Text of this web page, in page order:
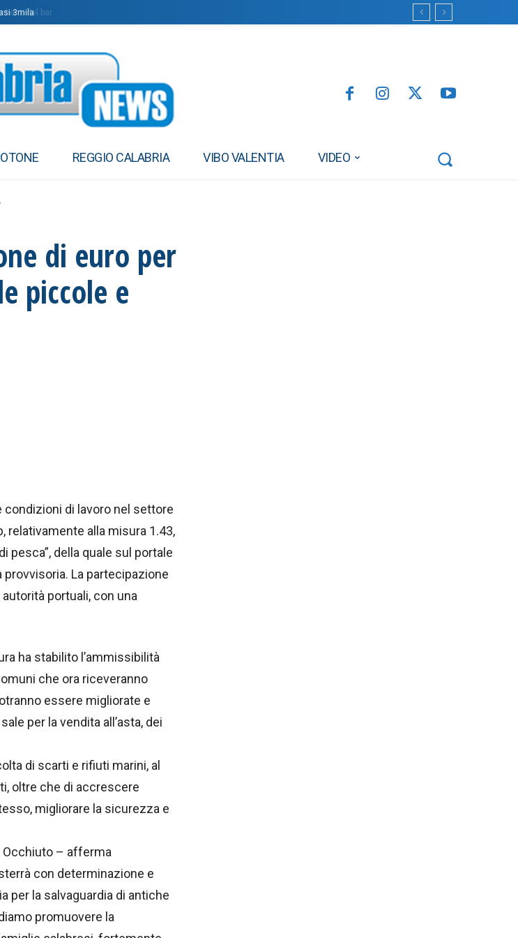
del bar
3mila
REGGIO CALABRIA VIBO VALENTIA VIDEO
di euro per
piccole e
condizioni di lavoro nel settore
relativamente alla misura 1.43,
pesca”, della quale sul portale
La partecipazione
portuali, con una
ha stabilito l’ammissibilità
che ora riceveranno
essere migliorate e
per la vendita all’asta, dei
di scarti e rifiuti marini, al
oltre che di accrescere
migliorare la sicurezza e
– afferma
con determinazione e
per la salvaguardia di antiche
promuovere la